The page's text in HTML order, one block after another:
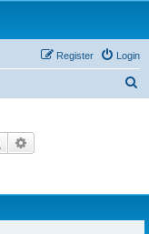
Login
Register
Search